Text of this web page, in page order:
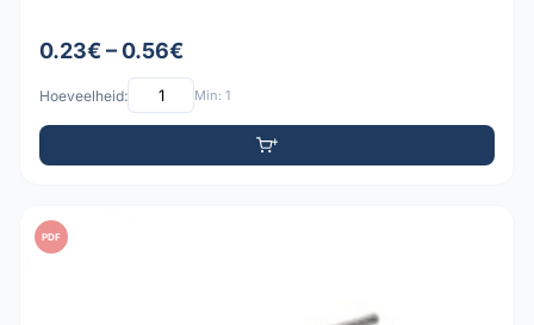
0.23€ – 0.56€
Hoeveelheid: Min: 1
PDF